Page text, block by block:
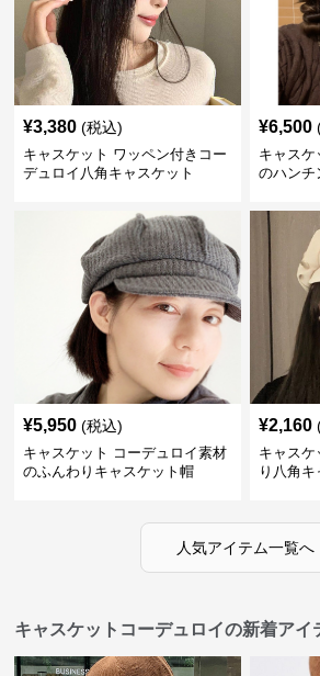
¥3,380 (税込)
キャスケット ワッペン付きコー
デュロイ八角キャスケット
¥6,500
キャス
のハンチ
¥5,950 (税込)
キャスケット コーデュロイ素材
のふんわりキャスケット帽
¥2,160
キャス
り八角
人気アイテム一覧へ
キャスケットコーデュロイの新着アイ